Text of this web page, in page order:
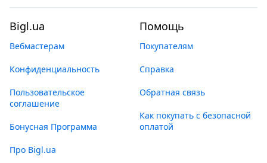
Bigl.ua
Вебмастерам
Конфиденциальность
Пользовательское
соглашение
Бонусная Программа
Про Bigl.ua
Помощь
Покупателям
Справка
Обратная связь
Как покупать с безопасной
оплатой